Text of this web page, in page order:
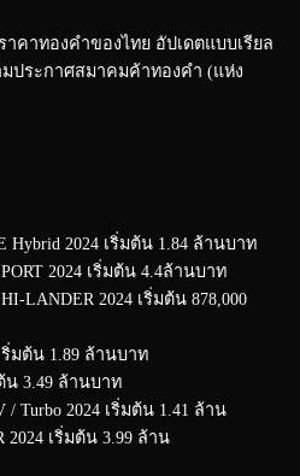
าคาทองคำของไทย อัปเดตแบบเรียล
มประกาศสมาคมค้าทองคำ (แห่ง
Hybrid 2024 เริ่มต้น 1.84 ล้านบาท
2024 เริ่มต้น 4.4ล้านบาท
LANDER 2024 เริ่มต้น 878,000
ริ่มต้น 1.89 ล้านบาท
น 3.49 ล้านบาท
/ Turbo 2024 เริ่มต้น 1.41 ล้าน
2024 เริ่มต้น 3.99 ล้าน